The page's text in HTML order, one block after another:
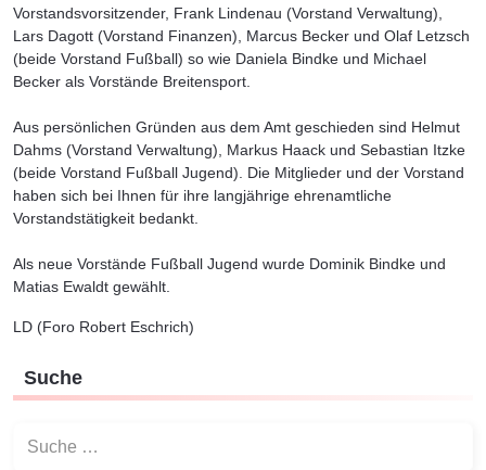
Vorstandsvorsitzender, Frank Lindenau (Vorstand Verwaltung),
Lars Dagott (Vorstand Finanzen), Marcus Becker und Olaf Letzsch
(beide Vorstand Fußball) so wie Daniela Bindke und Michael
Becker als Vorstände Breitensport.
Aus persönlichen Gründen aus dem Amt geschieden sind Helmut
Dahms (Vorstand Verwaltung), Markus Haack und Sebastian Itzke
(beide Vorstand Fußball Jugend). Die Mitglieder und der Vorstand
haben sich bei Ihnen für ihre langjährige ehrenamtliche
Vorstandstätigkeit bedankt.
Als neue Vorstände Fußball Jugend wurde Dominik Bindke und
Matias Ewaldt gewählt.
LD (Foro Robert Eschrich)
Suche